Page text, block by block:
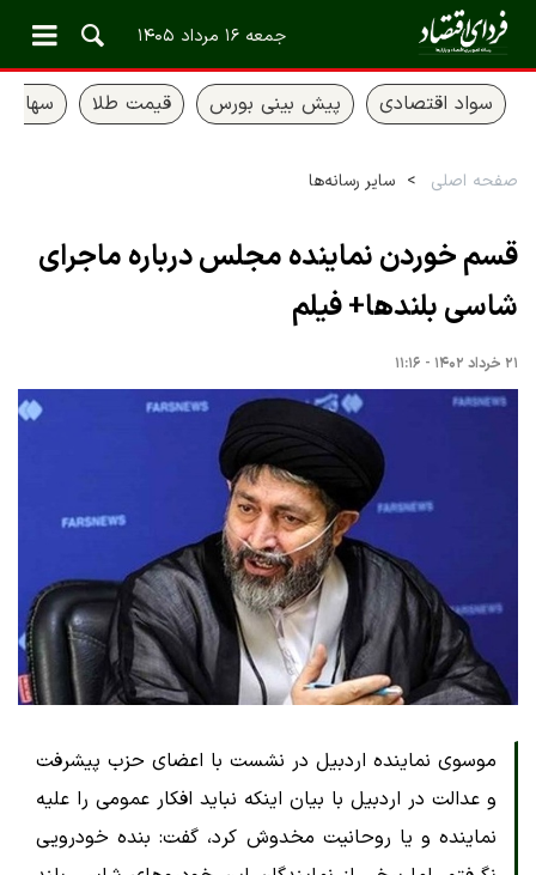
جمعه ۱۶ مرداد ۱۴۰۵
سواد اقتصادی پیش بینی بورس قیمت طلا سهام
صفحه اصلی سایر رسانه‌ها
قسم خوردن نماینده مجلس درباره ماجرای
شاسی بلندها+ فیلم
۲۱ خرداد ۱۴۰۲ - ۱۱:۱۶
موسوی نماینده اردبیل در نشست با اعضای حزب پیشرفت
و عدالت در اردبیل با بیان اینکه نباید افکار عمومی را علیه
نماینده و یا روحانیت مخدوش کرد، گفت: بنده خودرویی